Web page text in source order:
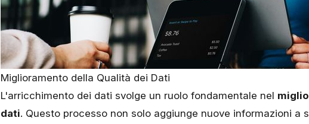
Miglioramento della Qualità dei Dati
L'arricchimento dei dati svolge un ruolo fondamentale nel
dati. Questo processo non solo aggiunge nuove informazioni a